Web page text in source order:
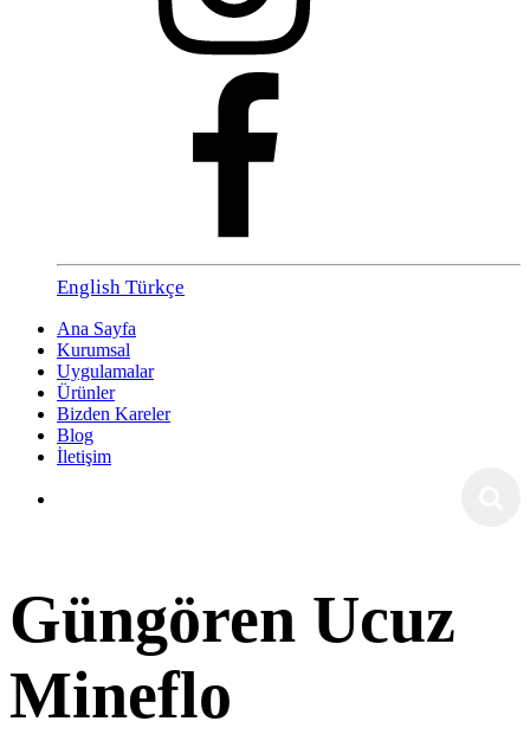
English Türkçe
Ana Sayfa
Kurumsal
Uygulamalar
Ürünler
Bizden Kareler
Blog
İletişim
Güngören Ucuz
Mineflo